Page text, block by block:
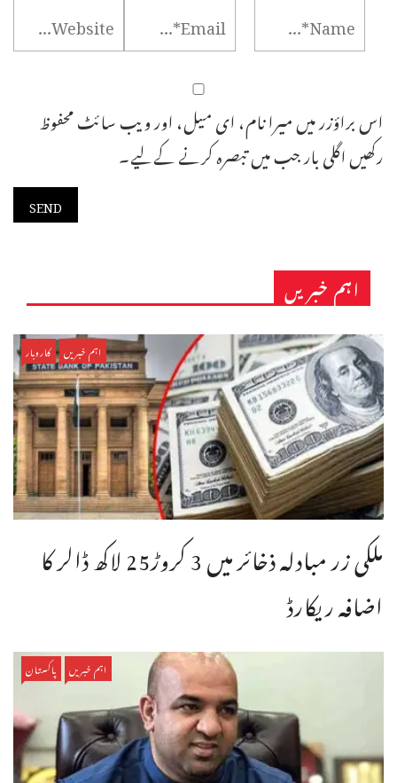
اس براؤزر میں میرا نام، ای میل، اور ویب سائٹ محفوظ
رکھیں اگلی بار جب میں تبصرہ کرنے کےلیے۔
اہم خبریں
اہم خبریں کاروبار
ملکی زر مبادلہ ذخائر میں 3 کروڑ25 لاکھ ڈالر کا
اضافہ ریکارڈ
اہم خبریں پاکستان